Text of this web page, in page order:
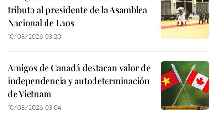
tributo al presidente de la Asamblea
Nacional de Laos
10/08/2026 03:20
Amigos de Canadá destacan valor de
independencia y autodeterminación
de Vietnam
10/08/2026 03:04